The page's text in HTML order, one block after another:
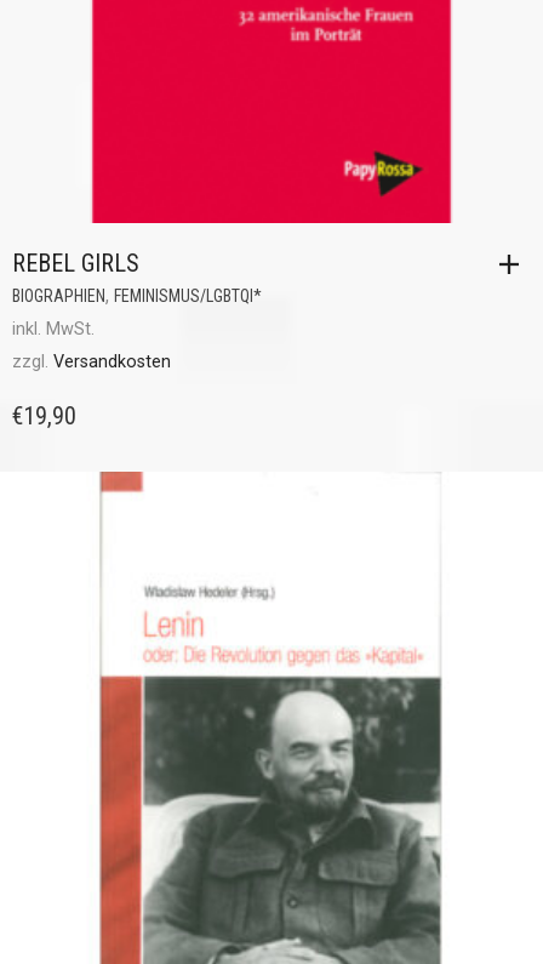
REBEL GIRLS
BIOGRAPHIEN, FEMINISMUS/LGBTQI*
inkl. MwSt.
zzgl. Versandkosten
€19,90